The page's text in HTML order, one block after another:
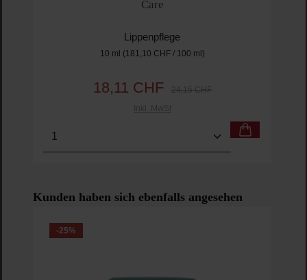
Care
Lippenpflege
10 ml (181,10 CHF / 100 ml)
Verkaufspreis:
18,11 CHF Regulärer Preis:
24,15 CHF
Inkl. MwSt
Produkt Anzahl: Gib den gewünschten Wert
Produktgalerie überspringen
Kunden haben sich ebenfalls angesehen
-25%